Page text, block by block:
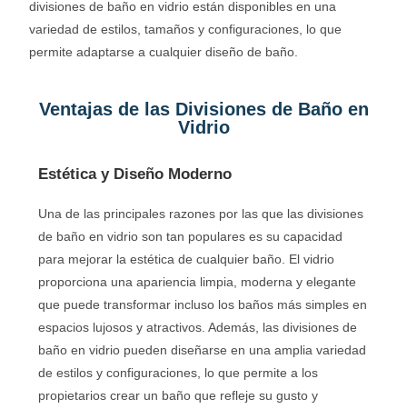
divisiones de baño en vidrio están disponibles en una
variedad de estilos, tamaños y configuraciones, lo que
permite adaptarse a cualquier diseño de baño.
Ventajas de las Divisiones de Baño en
Vidrio
Estética y Diseño Moderno
Una de las principales razones por las que las divisiones
de baño en vidrio son tan populares es su capacidad
para mejorar la estética de cualquier baño. El vidrio
proporciona una apariencia limpia, moderna y elegante
que puede transformar incluso los baños más simples en
espacios lujosos y atractivos. Además, las divisiones de
baño en vidrio pueden diseñarse en una amplia variedad
de estilos y configuraciones, lo que permite a los
propietarios crear un baño que refleje su gusto y